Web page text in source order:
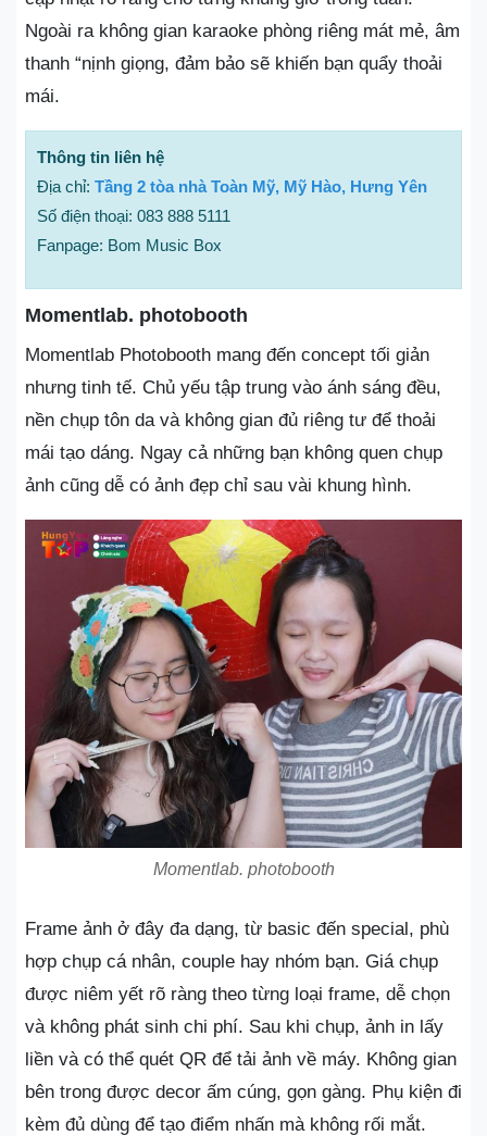
Ngoài ra không gian karaoke phòng riêng mát mẻ, âm
thanh “nịnh giọng, đảm bảo sẽ khiến bạn quẩy thoải
mái.
Thông tin liên hệ
Địa chỉ: Tầng 2 tòa nhà Toàn Mỹ, Mỹ Hào, Hưng Yên
Số điện thoại: 083 888 5111
Fanpage: Bom Music Box
Momentlab. photobooth
Momentlab Photobooth mang đến concept tối giản
nhưng tinh tế. Chủ yếu tập trung vào ánh sáng đều,
nền chụp tôn da và không gian đủ riêng tư để thoải
mái tạo dáng. Ngay cả những bạn không quen chụp
ảnh cũng dễ có ảnh đẹp chỉ sau vài khung hình.
Momentlab. photobooth
Frame ảnh ở đây đa dạng, từ basic đến special, phù
hợp chụp cá nhân, couple hay nhóm bạn. Giá chụp
được niêm yết rõ ràng theo từng loại frame, dễ chọn
và không phát sinh chi phí. Sau khi chụp, ảnh in lấy
liền và có thể quét QR để tải ảnh về máy. Không gian
bên trong được decor ấm cúng, gọn gàng. Phụ kiện đi
kèm đủ dùng để tạo điểm nhấn mà không rối mắt.